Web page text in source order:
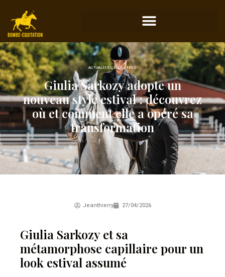
ACTUALITÉS ÉQUESTRES
Giulia Sarkozy adopte un
nouveau style estival : découvrez
où et comment elle a opéré sa
transformation
Jeanthierry 27/04/2026
Giulia Sarkozy et sa
métamorphose capillaire pour un
look estival assumé